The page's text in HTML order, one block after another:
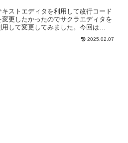
キストエディタを利用して改行コード
変更したかったのでサクラエディタを
用して変更してみました。今回は
でサクラエディタを起動し
で利用されるCRLFを
2025.02.07